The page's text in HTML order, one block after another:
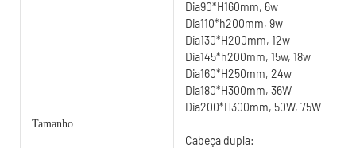
Tamanho
Dia90*H160mm, 6w
Dia110*h200mm, 9w
Dia130*H200mm, 12w
Dia145*h200mm, 15w, 18w
Dia160*H250mm, 24w
Dia180*H300mm, 36W
Dia200*H300mm, 50W, 75W
Cabeça dupla: